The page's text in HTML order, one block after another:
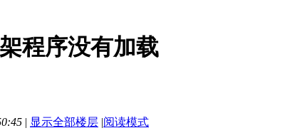
程序没有加载
| 显示全部楼层 |阅读模式